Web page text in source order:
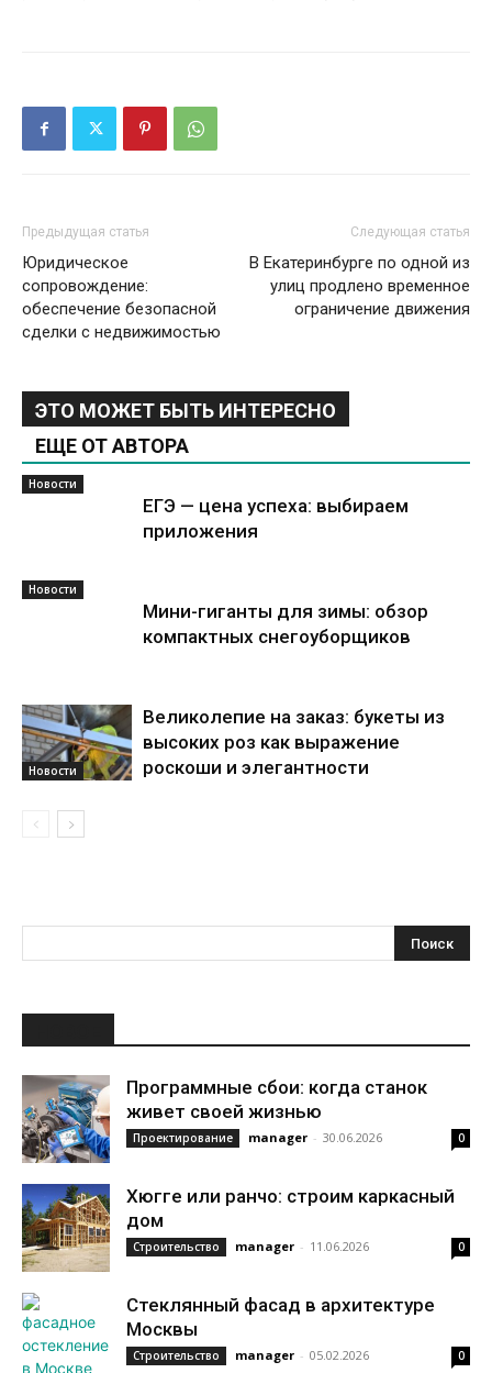
Предыдущая статья
Юридическое
сопровождение:
обеспечение безопасной
сделки с недвижимостью
Следующая статья
В Екатеринбурге по одной из
улиц продлено временное
ограничение движения
ЭТО МОЖЕТ БЫТЬ ИНТЕРЕСНО
ЕЩЕ ОТ АВТОРА
Новости
ЕГЭ — цена успеха: выбираем
приложения
Новости
Мини-гиганты для зимы: обзор
компактных снегоуборщиков
Новости
Великолепие на заказ: букеты из
высоких роз как выражение
роскоши и элегантности
Программные сбои: когда станок
живет своей жизнью
Проектирование manager - 30.06.2026 0
Хюгге или ранчо: строим каркасный
дом
Строительство manager - 11.06.2026 0
Стеклянный фасад в архитектуре
Москвы
Строительство manager - 05.02.2026 0